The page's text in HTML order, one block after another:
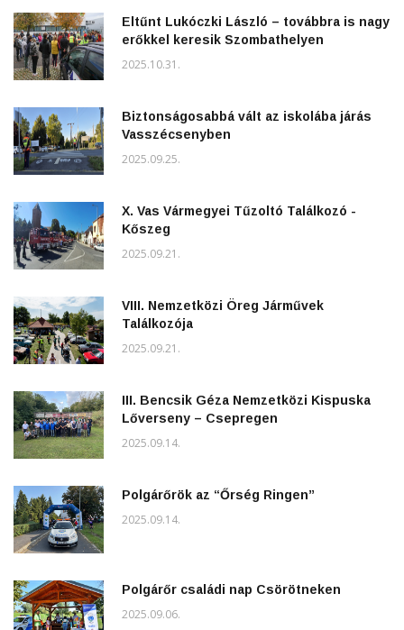
Eltűnt Lukóczki László – továbbra is nagy
erőkkel keresik Szombathelyen
2025.10.31.
Biztonságosabbá vált az iskolába járás
Vasszécsenyben
2025.09.25.
X. Vas Vármegyei Tűzoltó Találkozó -
Kőszeg
2025.09.21.
VIII. Nemzetközi Öreg Járművek
Találkozója
2025.09.21.
III. Bencsik Géza Nemzetközi Kispuska
Lőverseny – Csepregen
2025.09.14.
Polgárőrök az “Őrség Ringen”
2025.09.14.
Polgárőr családi nap Csörötneken
2025.09.06.